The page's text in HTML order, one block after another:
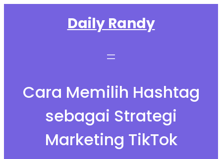
Daily Randy
Cara Memilih Hashtag
sebagai Strategi
Marketing TikTok